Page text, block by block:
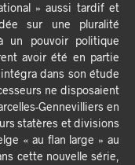
» aussi tardif et
sur une pluralité
un pouvoir politique
avoir été en partie
dans son étude
ne disposaient
Gennevilliers en
statères et divisions
« au flan large » au
cette nouvelle série,